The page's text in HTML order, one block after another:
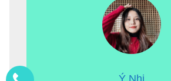
Ý Nhi